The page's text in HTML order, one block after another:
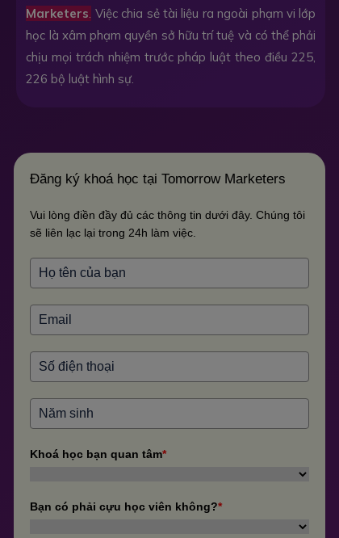
Đăng ký khoá học tại Tomorrow Marketers
Vui lòng điền đầy đủ các thông tin dưới đây. Chúng tôi
sẽ liên lạc lại trong 24h làm việc.
Khoá học bạn quan tâm*
Bạn có phải cựu học viên không?*
Marketers Việc chia sẻ tài liệu ra ngoài phạm vi lớp
học là xâm phạm quyền sở hữu trí tuệ và có thể phải
chịu mọi trách nhiệm trước pháp luật theo điều 225,
226 bộ luật hình sự.